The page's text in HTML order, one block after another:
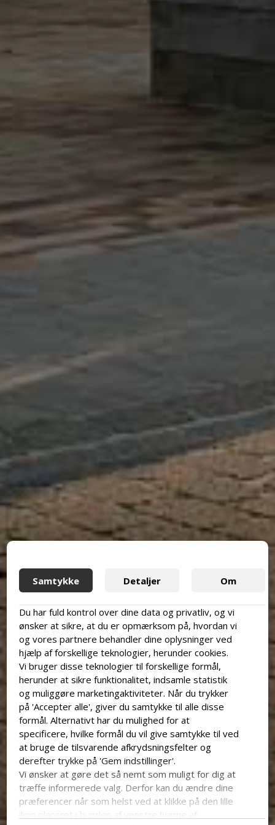
Samtykke Detaljer Om
Du har fuld kontrol over dine data og privatliv, og vi
ønsker at sikre, at du er opmærksom på, hvordan vi
og vores partnere behandler dine oplysninger ved
hjælp af forskellige teknologier, herunder cookies.
Vi bruger disse teknologier til forskellige formål,
herunder at sikre funktionalitet, indsamle statistik
og muliggøre marketingaktiviteter. Når du trykker
på 'Accepter alle', giver du samtykke til alle disse
formål. Alternativt har du mulighed for at
specificere, hvilke formål du vil give samtykke til ved
at bruge de tilsvarende afkrydsningsfelter og
derefter trykke på 'Gem indstillinger'.
Vi ønsker at gøre det så nemt som muligt for dig at
træffe informerede valg. Derfor kan du ændre dine
præferencer når som helst ved at klikke på den lille
ikon placeret i bunden af venstre hjørne af